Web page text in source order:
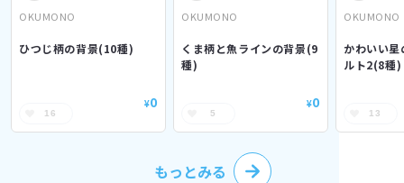
OKUMONO
ひつじ柄の背景(10種)
16
¥0
OKUMONO
くま柄と魚ラインの背景(9
種)
5
¥0
OKUMONO
かわいい
ルト2(8種)
13
もっとみる